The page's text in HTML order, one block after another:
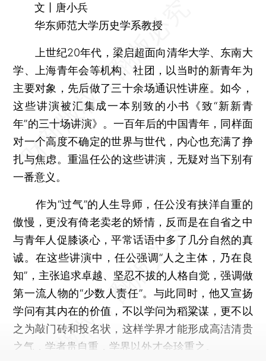
文丨唐小兵
华东师范大学历史学系教授
上世纪20年代，梁启超面向清华大学、东南大
学、上海青年会等机构、社团，以当时的新青年为
主要对象，先后做了三十余场通识性讲座。如今，
这些讲演被汇集成一本别致的小书《致“新新青
年”的三十场讲演》。一百年后的中国青年，同样面
对一个高度不确定的世界与世代，内心也充满了挣
扎与焦虑。重温任公的这些讲演，无疑对当下别有
一番意义。
作为“过气”的人生导师，任公没有挟洋自重的
傲慢，更没有倚老卖老的矫情，反而是在自省之中
与青年人促膝谈心，平常话语中多了几分自然的真
诚。在这些讲演中，任公强调“人之主体，乃在良
知”，主张追求卓越、坚忍不拔的人格自觉，强调做
第一流人物的“少数人责任”。与此同时，他又宣扬
学问有其内在的价值，不以学问为稻粱谋，更不以
之为敲门砖和投名状，这样学界才能形成高洁清贵
之气，学者贵自重，学界以外才会珍重之。